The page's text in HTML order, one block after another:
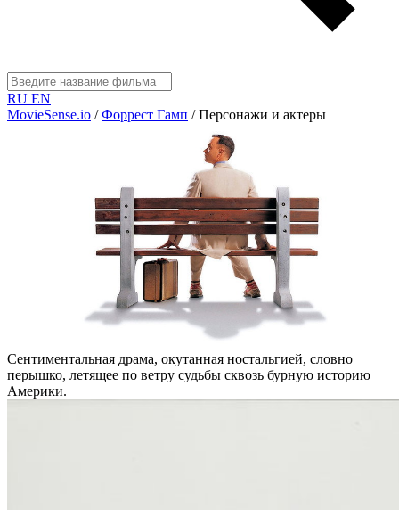
RU EN
MovieSense.io / Форрест Гамп / Персонажи и актеры
Сентиментальная драма, окутанная ностальгией, словно
перышко, летящее по ветру судьбы сквозь бурную историю
Америки.